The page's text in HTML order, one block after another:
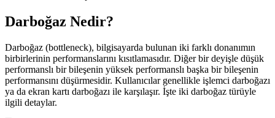
Darboğaz Nedir?
Darboğaz (bottleneck), bilgisayarda bulunan iki farklı donanımın
birbirlerinin performanslarını kısıtlamasıdır. Diğer bir deyişle düşük
performanslı bir bileşenin yüksek performanslı başka bir bileşenin
performansını düşürmesidir. Kullanıcılar genellikle işlemci darboğazı
ya da ekran kartı darboğazı ile karşılaşır. İşte iki darboğaz türüyle
ilgili detaylar.